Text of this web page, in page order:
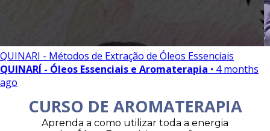
QUINARI - Métodos de Extração de Óleos Essenciais
QUINARÍ - Óleos Essenciais e Aromaterapia • 4 months
ago
CURSO DE AROMATERAPIA
Aprenda a como utilizar toda a energia